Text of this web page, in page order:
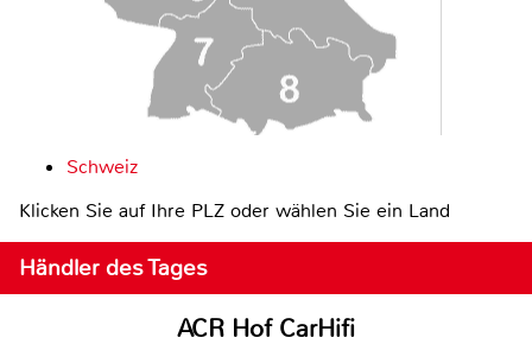
Schweiz
Klicken Sie auf Ihre PLZ oder wählen Sie ein Land
Händler des Tages
ACR Hof CarHifi